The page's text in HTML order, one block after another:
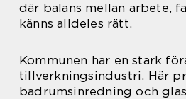
där balans mellan arbete,
känns alldeles rätt.
Kommunen har en stark
tillverkningsindustri. Här
badrumsinredning och